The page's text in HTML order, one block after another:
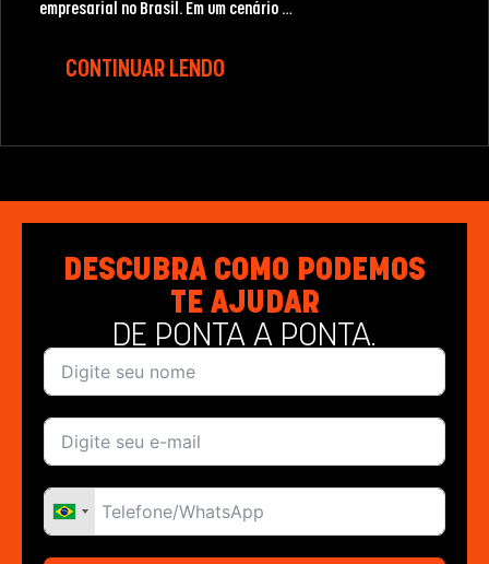
empresarial no Brasil. Em um cenário …
CONTINUAR LENDO
DESCUBRA COMO PODEMOS
TE AJUDAR
DE PONTA A PONTA.